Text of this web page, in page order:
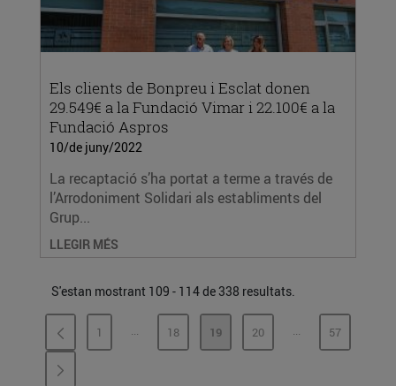
Els clients de Bonpreu i Esclat donen
29.549€ a la Fundació Vimar i 22.100€ a la
Fundació Aspros
10/de juny/2022
La recaptació s’ha portat a terme a través de
l’Arrodoniment Solidari als establiments del
Grup...
LLEGIR MÉS
S'estan mostrant 109 - 114 de 338 resultats.
PÀGINA
1 ...PÀGINES INTERMÈDIES
PÀGINA
18 PÀGINA
19 PÀGINA
20 ...PÀGINESPÀGINA
57